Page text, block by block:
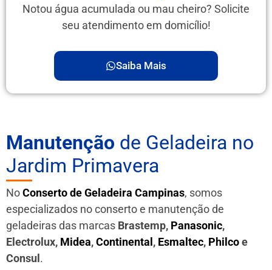
Notou água acumulada ou mau cheiro? Solicite
seu atendimento em domicílio!
Saiba Mais
Manutenção de Geladeira no
Jardim Primavera
NoConserto de Geladeira Campinas, somos
especializados no conserto e manutenção de
geladeiras das marcas Brastemp, Panasonic,
Electrolux, Midea,Continental, Esmaltec, Philcoe
Consul.